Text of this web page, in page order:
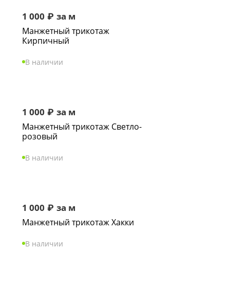
1 000 ₽ за м
Манжетный трикотаж
Кирпичный
В наличии
1 000 ₽ за м
Манжетный трикотаж Светло-
розовый
В наличии
1 000 ₽ за м
Манжетный трикотаж Хакки
В наличии